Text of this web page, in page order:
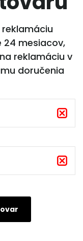
24 mesiacov,
reklamáciu v
doručenia